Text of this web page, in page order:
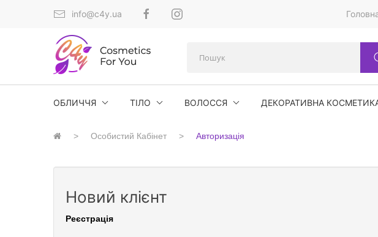
info@c4y.ua
ОБЛИЧЧЯ ТІЛО ВОЛОССЯ ДЕКОРАТИВНА
Особистий Кабінет Авторизація
Новий клієнт
Реєстрація